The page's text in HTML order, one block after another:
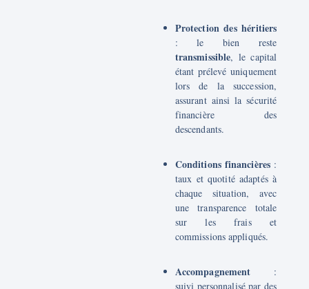
Protection des héritiers
: le bien reste
transmissible, le capital
étant prélevé uniquement
lors de la succession,
assurant ainsi la sécurité
financière des
descendants.
Conditions financières :
taux et quotité adaptés à
chaque situation, avec
une transparence totale
sur les frais et
commissions appliqués.
Accompagnement :
suivi personnalisé par des